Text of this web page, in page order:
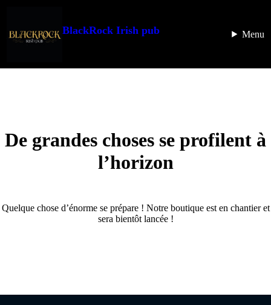
BlackRock Irish pub Menu
De grandes choses se profilent à
l’horizon
Quelque chose d’énorme se prépare ! Notre boutique est en chantier et
sera bientôt lancée !